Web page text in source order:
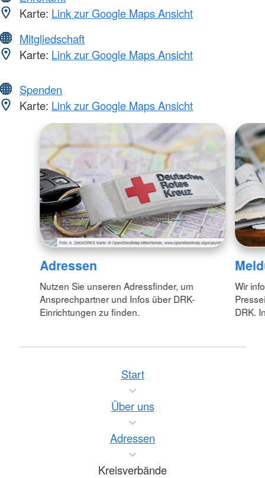
Karte: Link zur Google Maps Ansicht
Mitgliedschaft
Karte: Link zur Google Maps Ansicht
Spenden
Karte: Link zur Google Maps Ansicht
Adressen
Nutzen Sie unseren Adressfinder, um
Ansprechpartner und Infos über DRK-
Einrichtungen zu finden.
Wir
DRK.
Start
Über uns
Adressen
Kreisverbände